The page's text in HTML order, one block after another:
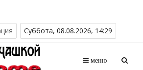
Суббота, 08.08.2026, 14:29
меню